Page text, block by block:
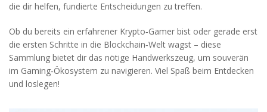
die dir helfen, fundierte Entscheidungen zu treffen.
Ob du bereits ein erfahrener Krypto‑Gamer bist oder gerade erst
die ersten Schritte in die Blockchain‑Welt wagst – diese
Sammlung bietet dir das nötige Handwerkszeug, um souverän
im Gaming‑Ökosystem zu navigieren. Viel Spaß beim Entdecken
und loslegen!